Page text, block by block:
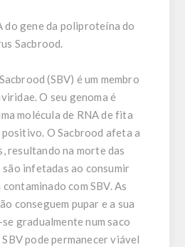
do gene da poliproteína do
Sacbrood.
(SBV) é um membro
O seu genoma é
molécula de RNA de fita
O Sacbrood afeta a
resultando na morte das
são infetadas ao consumir
com SBV. As
conseguem pupar e a sua
gradualmente num saco
pode permanecer viável